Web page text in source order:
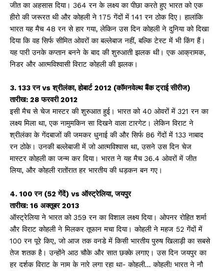
जीत का अहसास दिया। 364 रन के लक्ष्य का पीछा करते हुए भारत को एक
हीरो की जरूरत थी और कोहली ने 175 गेंदों में 141 रन ठोक दिए। हालांकि
भारत यह मैच 48 रन से हार गया, लेकिन उस दिन कोहली ने दुनिया को दिखा
दिया कि वह सिर्फ सीमित ओवरों का बल्लेबाज नहीं, बल्कि टेस्ट में भी किंग हैं।
यह पारी उनके कप्तान बनने के बाद की शुरुआती झलक थी। एक आक्रामक,
निडर और आत्मविश्वासी विराट कोहली की झलक।
3. 133 रन vs श्रीलंका, होबार्ट 2012 (कॉमनवेल्थ बैंक ट्राई सीरीज)
तारीख: 28 फरवरी 2012
इसी मैच से चेज मास्टर की शुरुआत हुई। भारत को 40 ओवरों में 321 रन का
लक्ष्य मिला था, एक नामुमकिन सा दिखने वाला टारगेट। लेकिन विराट ने
श्रीलंका के गेंदबाजों की जमकर धुनाई की और सिर्फ 86 गेंदों में 133 नाबाद
रन ठोके। उनकी बल्लेबाजी में जो आत्मविश्वास था, उसने उस दिन चेज
मास्टर कोहली का जन्म कर दिया। भारत ने यह मैच 36.4 ओवरों में जीत
लिया, और कोहली रातोंरात हर भारतीय की धड़कन बन गए।
4. 100 रन (52 गेंदें) vs ऑस्ट्रेलिया, जयपुर
तारीख: 16 अक्तूबर 2013
ऑस्ट्रेलिया ने भारत को 359 रन का विशाल लक्ष्य दिया। ओपनर रोहित शर्मा
और विराट कोहली ने मिलकर तूफान मचा दिया। कोहली ने महज 52 गेंदों में
100 रन पूरे किए, जो आज तक वनडे में किसी भारतीय पुरुष खिलाड़ी का सबसे
तेज शतक है। उन्होंने आठ चौके और सात छक्के लगाए। उस दिन जयपुर का
हर दर्शक विराट के नाम के नारे लगा रहा था- कोहली… कोहली! भारत ने नौ